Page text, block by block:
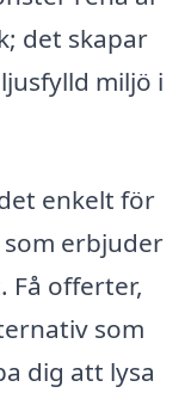
det skapar
miljö i
enkelt för
erbjuder
Få offerter,
som
dig att lysa